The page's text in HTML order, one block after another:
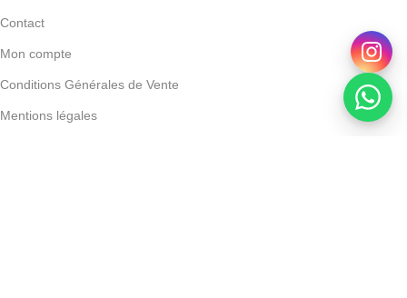
Contact
Mon compte
Conditions Générales de Vente
Mentions légales